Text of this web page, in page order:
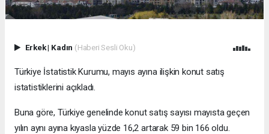
Erkek| Kadın (Haberi Sesli Oku)
Türkiye İstatistik Kurumu, mayıs ayına ilişkin konut satış
istatistiklerini açıkladı.
Buna göre, Türkiye genelinde konut satış sayısı mayısta geçen
yılın aynı ayına kıyasla yüzde 16,2 artarak 59 bin 166 oldu.